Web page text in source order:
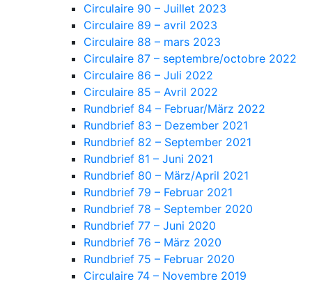
Circulaire 90 – Juillet 2023
Circulaire 89 – avril 2023
Circulaire 88 – mars 2023
Circulaire 87 – septembre/octobre 2022
Circulaire 86 – Juli 2022
Circulaire 85 – Avril 2022
Rundbrief 84 – Februar/März 2022
Rundbrief 83 – Dezember 2021
Rundbrief 82 – September 2021
Rundbrief 81 – Juni 2021
Rundbrief 80 – März/April 2021
Rundbrief 79 – Februar 2021
Rundbrief 78 – September 2020
Rundbrief 77 – Juni 2020
Rundbrief 76 – März 2020
Rundbrief 75 – Februar 2020
Circulaire 74 – Novembre 2019